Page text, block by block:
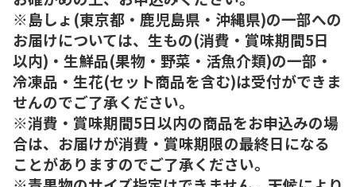
※島しょ(東京都・鹿児島県・沖縄県)の一部への
お届けについては、生もの(消費・賞味期間5日
以内)・生鮮品(果物・野菜・活魚介類)の一部・
冷凍品・生花(セット商品を含む)は受付ができま
せんのでご了承ください。
※消費・賞味期間5日以内の商品をお申込みの場
合は、お届けが消費・賞味期限の最終日になる
ことがありますのでご了承ください。